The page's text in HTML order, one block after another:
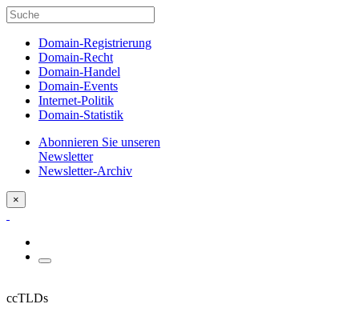
Domain-Registrierung
Domain-Recht
Domain-Handel
Domain-Events
Internet-Politik
Domain-Statistik
Abonnieren Sie unseren
Newsletter
Newsletter-Archiv
×
ccTLDs